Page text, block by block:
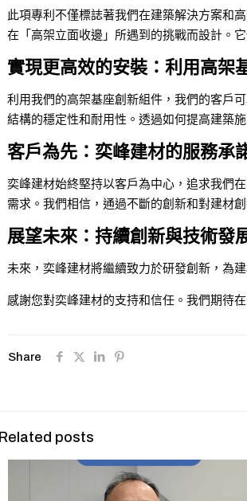
此項專利不僅標誌著我們在建築解決方案和
在「高架立面收邊」所遇到的挑戰而設計。
實現更高效的安裝：利用高架
利用我們的高架基座創新組件，我們的客戶
結構的穩定性和耐用性。透過如何提高建築
客戶為先：奕峰建材的服務承
奕峰建材始終堅持以客戶為中心，追求我們
需求。我們相信，通過不斷的創新和對建材
展望未來：持續創新與技術發
未來，奕峰建材將繼續致力於研發創新，為
感謝您對奕峰建材的支持和信任。我們期待
Share
Related posts